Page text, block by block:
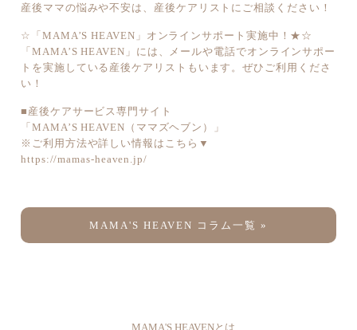
産後ママの悩みや不安は、産後ケアリストにご相談ください！
☆「MAMA’S HEAVEN」オンラインサポート実施中！★☆
「MAMA’S HEAVEN」には、メールや電話でオンラインサポー
トを実施している産後ケアリストもいます。ぜひご利用くださ
い！
■産後ケアサービス専門サイト
「MAMA’S HEAVEN（ママズヘブン）」
※ご利用方法や詳しい情報はこちら▼
https://mamas-heaven.jp/
MAMA'S HEAVEN コラム一覧 »
MAMA'S HEAVENとは